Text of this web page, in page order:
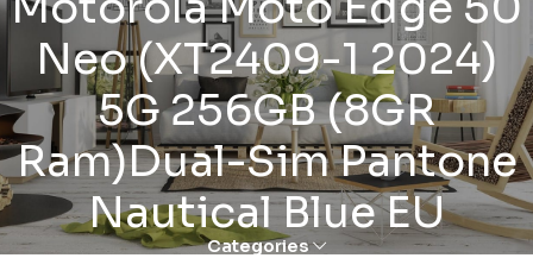
Neo (XT2409-1 2024)
5G 256GB (8GR
Ram)Dual-Sim Pantone
Nautical Blue EU
Categories